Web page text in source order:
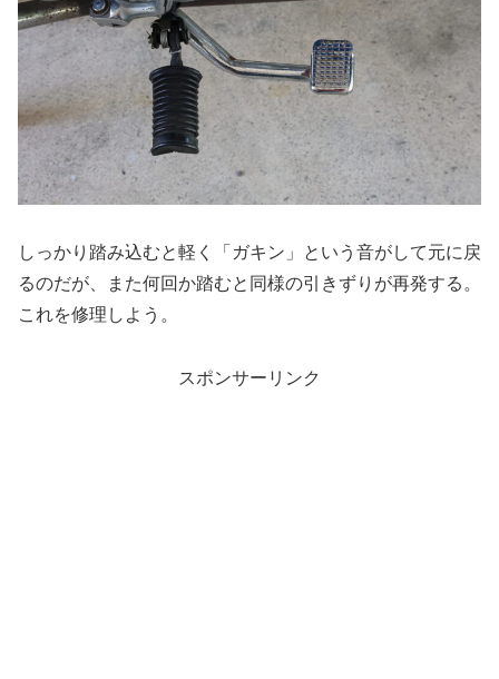
しっかり踏み込むと軽く「ガキン」という音がして元に戻
るのだが、また何回か踏むと同様の引きずりが再発する。
これを修理しよう。
スポンサーリンク